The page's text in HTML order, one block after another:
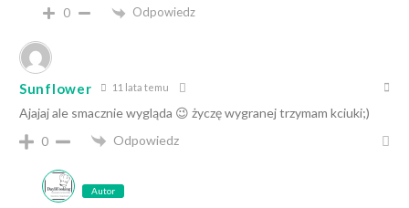
0 Odpowiedz
Sunflower 11 lata temu
Ajajaj ale smacznie wygląda 😉 życzę wygranej trzymam kciuki;)
0
Odpowiedz
Autor